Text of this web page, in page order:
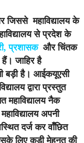
जिससे महाविद्यालय के
से प्रदेश के
प्रशासकऔर चिंतक
जाहिर है
भी बड़ी है। आईकयूएसी
द्वारा प्रस्तुत
महाविद्यालय नैक
अपनी
दर्ज कर वाँछित
इसके लिए कड़ी मेहनत की